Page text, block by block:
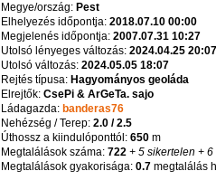
Megye/ország: Pest
Elhelyezés időpontja: 2018.07.10 00:00
Megjelenés időpontja: 2007.07.31 10:27
Utolsó lényeges változás: 2024.04.25 20:07
Utolsó változás: 2024.05.05 18:07
Rejtés típusa: Hagyományos geoláda
Elrejtők: CsePi & ArGeTa. sajo
Ládagazda: banderas76
Nehézség / Terep: 2.0 / 2.5
Úthossz a kiindulóponttól: 650m
Megtalálások száma: 722+ 5 sikertelen + 6
Megtalálások gyakorisága: 0.7megtalálás